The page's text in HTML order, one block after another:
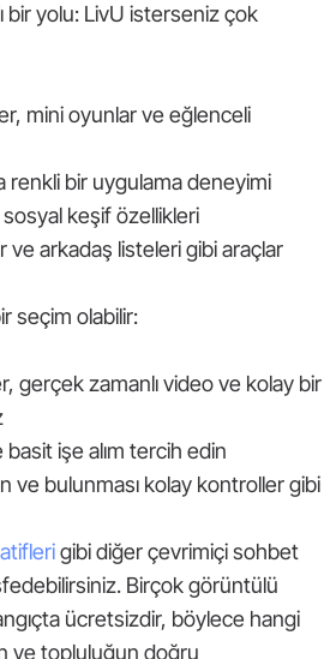
bir yolu: LivU isterseniz çok
mini oyunlar ve eğlenceli
renkli bir uygulama deneyimi
sosyal keşif özellikleri
ve arkadaş listeleri gibi araçlar
seçim olabilir:
gerçek zamanlı video ve kolay bir
basit işe alım tercih edin
ve bulunması kolay kontroller gibi
gibi diğer çevrimiçi sohbet
Birçok görüntülü
ücretsizdir, böylece hangi
ve topluluğun doğru